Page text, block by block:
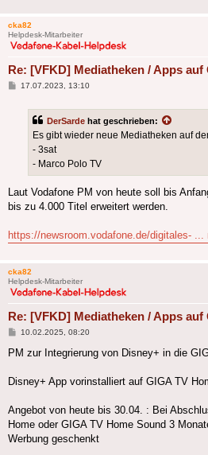
cka82
Helpdesk-Mitarbeiter
Re: [VFKD] Mediatheken / Apps auf
Beitrag
17.07.2023, 13:10
DerSarde hat geschrieben:
Es gibt wieder neue Mediatheken auf
- 3sat
- Marco Polo TV
Laut Vodafone PM von heute soll bis
bis zu 4.000 Titel erweitert werden.
https://newsroom.vodafone.de/digitales- ...
cka82
Helpdesk-Mitarbeiter
Re: [VFKD] Mediatheken / Apps auf
Beitrag
10.02.2025, 08:20
PM zur Integrierung von Disney+ in die
Disney+ App vorinstalliert auf GIGA TV
Angebot von heute bis 30.04. : Bei
Home oder GIGA TV Home Sound 3
Werbung geschenkt